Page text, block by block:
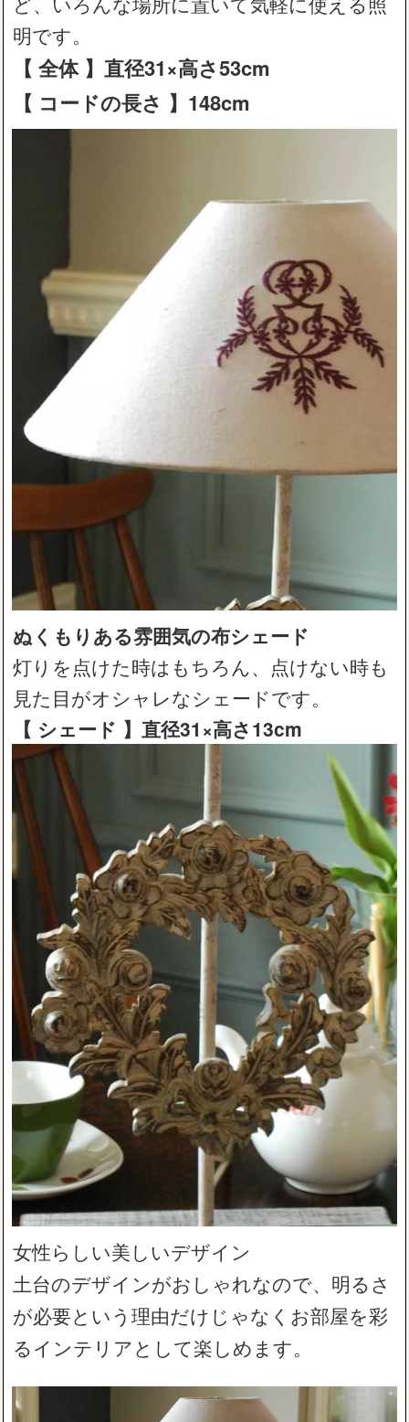
明です。
【 全体 】直径31×高さ53cm
【 コードの長さ 】148cm
ぬくもりある雰囲気の布シェード
灯りを点けた時はもちろん、点けない時も
見た目がオシャレなシェードです。
【 シェード 】直径31×高さ13cm
女性らしい美しいデザイン
土台のデザインがおしゃれなので、明るさ
が必要という理由だけじゃなくお部屋を彩
るインテリアとして楽しめます。